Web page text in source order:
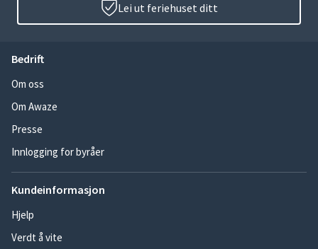
Lei ut feriehuset ditt
Bedrift
Om oss
Om Awaze
Presse
Innlogging for byråer
Kundeinformasjon
Hjelp
Verdt å vite